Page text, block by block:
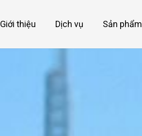
Giới thiệu Dịch vụ Sản phẩm